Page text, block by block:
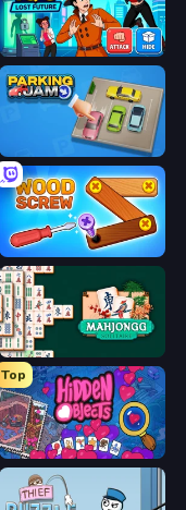
Detective IQ 3
Wood Screw: Bolts Puzzle
Mahjongg Solitaire
Top
Hidden Objects